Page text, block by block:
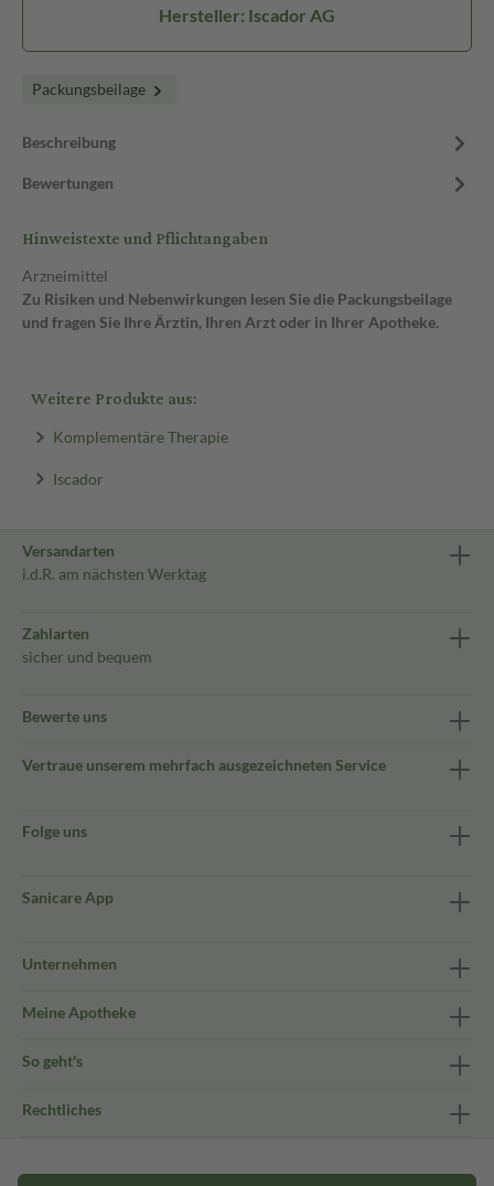
Hersteller: Iscador AG
Packungsbeilage
Beschreibung
Bewertungen
Hinweistexte und Pflichtangaben
Arzneimittel
Zu Risiken und Nebenwirkungen lesen Sie die Packungsbeilage
und fragen Sie Ihre Ärztin, Ihren Arzt oder in Ihrer Apotheke.
Weitere Produkte aus:
Komplementäre Therapie
Iscador
Versandarten
i.d.R. am nächsten Werktag
Zahlarten
sicher und bequem
Bewerte uns
Vertraue unserem mehrfach ausgezeichneten Service
Folge uns
Sanicare App
Unternehmen
Meine Apotheke
So geht's
Rechtliches